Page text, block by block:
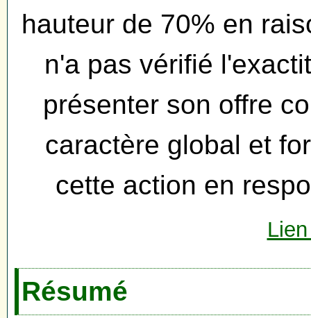
hauteur de 70% en
n'a pas vérifié
présenter son offre
caractère global et
cette action en
Résumé